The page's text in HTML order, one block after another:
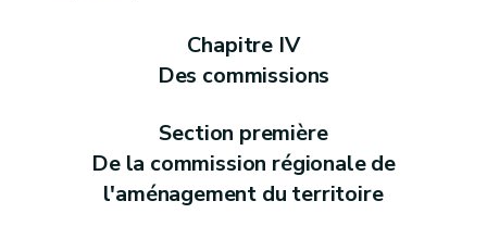
Art. 130
Art. 131
Art. 132
Section 12 Des dispositions diverses
Art. 133
Art. 134
Art. 135
Art. 136
Chapitre IV
Des commissions
Section première
De la commission régionale de
l'aménagement du territoire